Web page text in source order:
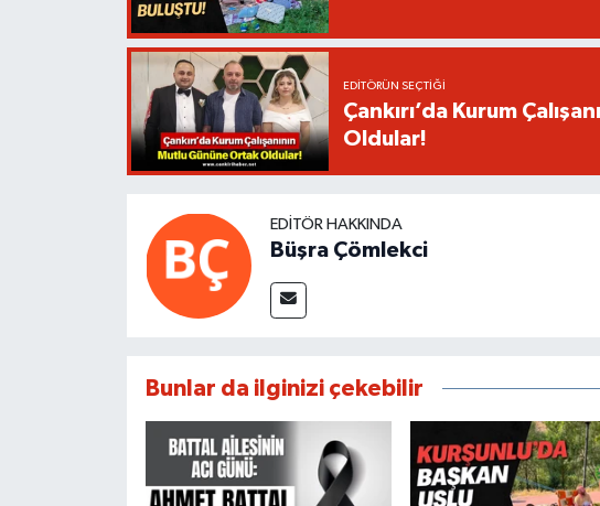
EDITÖRÜN SEÇTIĞI
Çankırı’da Kurum
Oldular!
EDITÖR HAKKINDA
Büşra Çömlekci
Bunlar da ilginizi çekebilir